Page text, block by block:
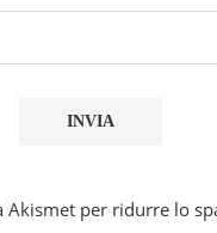
Akismet per ridurre lo